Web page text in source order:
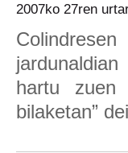
2007ko 27ren
hartu zuen
bilaketan”